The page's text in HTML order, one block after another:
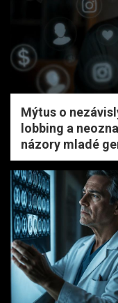
Mýtus o
lobbing a
názory mladé